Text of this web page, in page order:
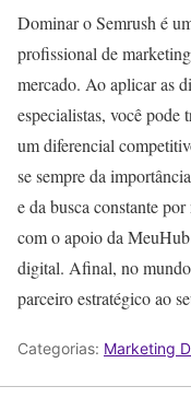
Dominar o Semrush é
profissional de
mercado. Ao aplicar as
especialistas, você pode
um diferencial
se sempre da
e da busca constante
com o apoio da MeuHub
digital. Afinal, no
parceiro estratégico ao
Categorias: Marketing